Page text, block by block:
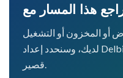
أو المخزون أو التشغيل
لديك، وسنحدد إعداد Delbig المناسب لفريقك في اجتماع
قصير.